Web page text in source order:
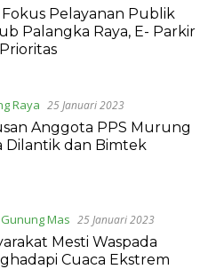
Fokus Pelayanan Publik
Palangka Raya, E- Parkir
Raya 25 Januari 2023
Anggota PPS Murung
Dilantik dan Bimtek
Gunung Mas 25 Januari 2023
Mesti Waspada
Cuaca Ekstrem